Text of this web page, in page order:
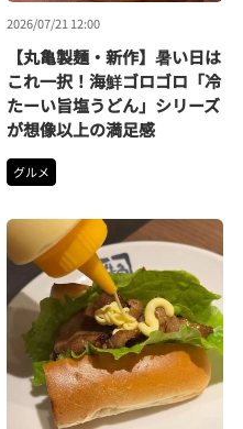
2026/07/21 12:00
【丸亀製麺・新作】暑い日は
これ一択！海鮮ゴロゴロ「冷
たーい旨塩うどん」シリーズ
が想像以上の満足感
グルメ